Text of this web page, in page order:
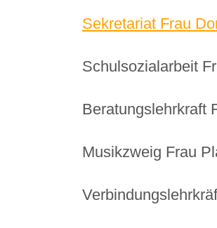
Sekretariat Frau
Schulsozialarbeit
Beratungslehrkraft
Musikzweig Frau